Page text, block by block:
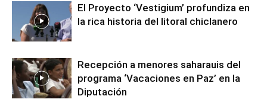
El Proyecto ‘Vestigium’ profundiza en
la rica historia del litoral chiclanero
Recepción a menores saharauis del
programa ‘Vacaciones en Paz’ en la
Diputación